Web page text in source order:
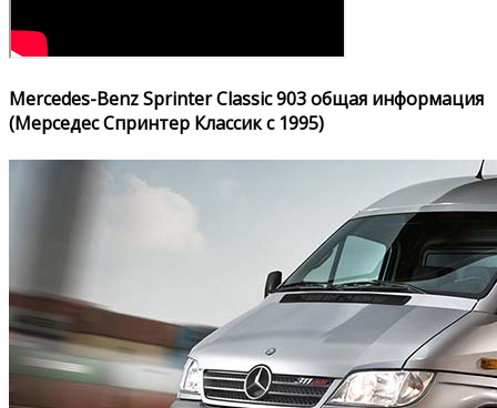
Mercedes-Benz Sprinter Classic 903 общая информация
(Мерседес Спринтер Классик с 1995)